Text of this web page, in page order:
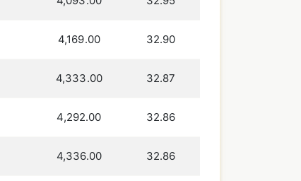
4,169.00 32.90
4,333.00 32.87
4,292.00 32.86
4,336.00 32.86